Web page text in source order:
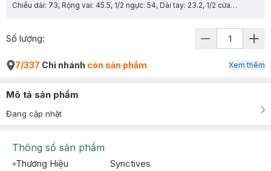
Chiều dài: 73, Rộng vai: 45.5, 1/2 ngực: 54, Dài tay: 23.2, 1/2 cửa tay: 16.7
Số lượng:
7/337 Chi nhánh còn sản phẩm Xem thêm
Mô tả sản phẩm
Đang cập nhật
Thông số sản phẩm
Thương Hiệu
Synctives